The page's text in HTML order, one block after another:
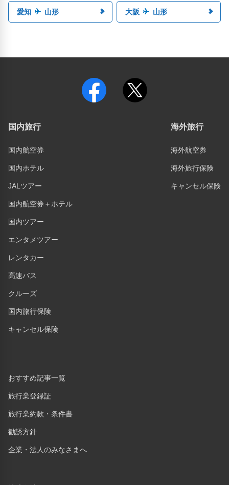
愛知 山形 大阪 山形
国内旅行
国内航空券
国内ホテル
JALツアー
国内航空券＋ホテル
国内ツアー
エンタメツアー
レンタカー
高速バス
クルーズ
国内旅行保険
キャンセル保険
おすすめ記事一覧
旅行業登録証
旅行業約款・条件書
勧誘方針
企業・法人のみなさまへ
海外旅行
海外航空券
海外旅行保険
キャンセル保険